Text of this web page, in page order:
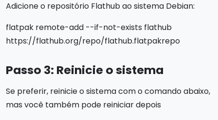
Adicione o repositório Flathub ao sistema Debian:
flatpak remote-add --if-not-exists flathub
https://flathub.org/repo/flathub.flatpakrepo
Passo 3: Reinicie o sistema
Se preferir, reinicie o sistema com o comando abaixo,
mas você também pode reiniciar depois